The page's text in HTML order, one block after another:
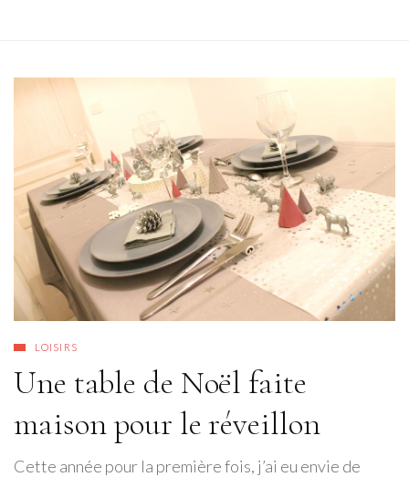
LOISIRS
Une table de Noël faite
maison pour le réveillon
Cette année pour la première fois, j’ai eu envie de